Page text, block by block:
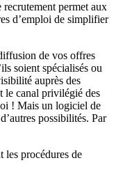
permet aux
d’emploi de simplifier
de vos offres
soient spécialisés ou
auprès des
le canal privilégié des
! Mais un logiciel de
possibilités. Par
les procédures de